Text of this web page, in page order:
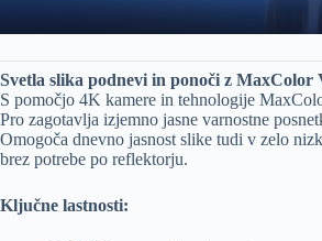
Svetla slika podnevi in ponoči z
S pomočjo 4K kamere in tehnologije
Pro zagotavlja izjemno jasne varnostne
Omogoča dnevno jasnost slike tudi v zelo
brez potrebe po reflektorju.
Ključne lastnosti: